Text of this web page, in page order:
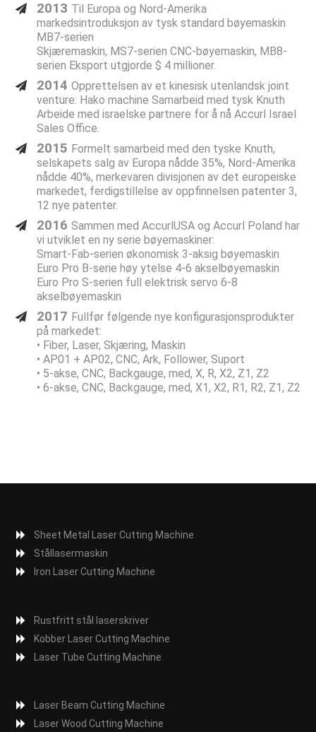
2013 Til Europa og Nord-Amerika
markedsintroduksjon av tysk standard bøyemaskin
MB7-serien
Skjæremaskin, MS7-serien CNC-bøyemaskin, MB8-
serien Eksport utgjorde $ 4 millioner.
2014 Opprettelsen av et kinesisk utenlandsk joint
venture: Hako machine Samarbeid med tysk Knuth
Arbeide med israelske partnere for å nå Accurl Israel
Sales Office.
2015 Formelt samarbeid med den tyske Knuth,
selskapets salg av Europa nådde 35%, Nord-Amerika
nådde 40%, merkevaren divisjonen av det europeiske
markedet, ferdigstillelse av oppfinnelsen patenter 3,
12 nye patenter.
2016 Sammen med AccurlUSA og Accurl Poland har
vi utviklet en ny serie bøyemaskiner:
Smart-Fab-serien økonomisk 3-aksig bøyemaskin
Euro Pro B-serie høy ytelse 4-6 akselbøyemaskin
Euro Pro S-serien full elektrisk servo 6-8
akselbøyemaskin
2017 Fullfør følgende nye konfigurasjonsprodukter
på markedet:
• Fiber, Laser, Skjæring, Maskin
• AP01 + AP02, CNC, Ark, Follower, Suport
• 5-akse, CNC, Backgauge, med, X, R, X2, Z1, Z2
• 6-akse, CNC, Backgauge, med, X1, X2, R1, R2, Z1, Z2
Sheet Metal Laser Cutting Machine
Stållasermaskin
Iron Laser Cutting Machine
Rustfritt stål laserskriver
Kobber Laser Cutting Machine
Laser Tube Cutting Machine
Laser Beam Cutting Machine
Laser Wood Cutting Machine